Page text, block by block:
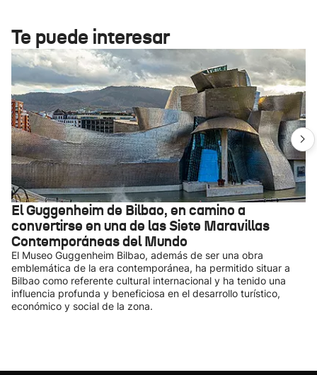
Te puede interesar
El Guggenheim de Bilbao, en camino a
convertirse en una de las Siete Maravillas
Contemporáneas del Mundo
El Museo Guggenheim Bilbao, además de ser una obra
emblemática de la era contemporánea, ha permitido situar a
Bilbao como referente cultural internacional y ha tenido una
influencia profunda y beneficiosa en el desarrollo turístico,
económico y social de la zona.